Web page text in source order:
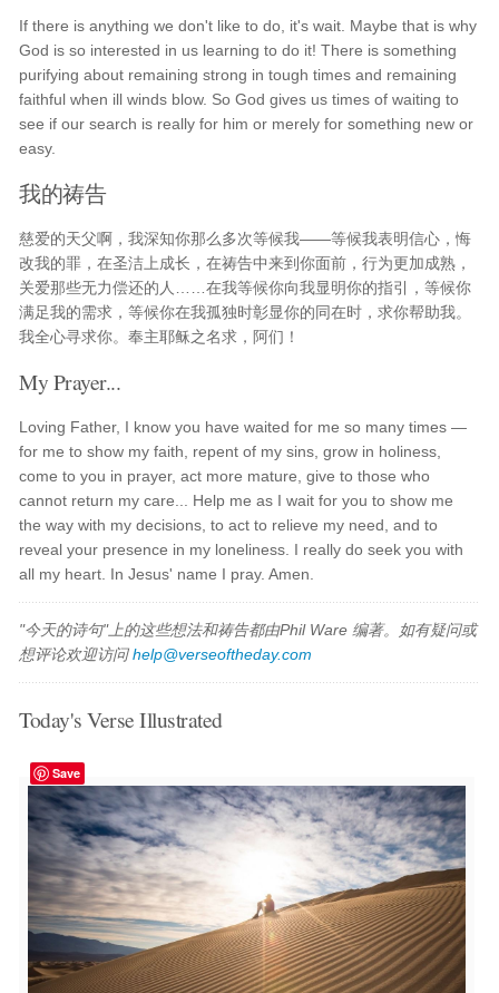
If there is anything we don't like to do, it's wait. Maybe that is why
God is so interested in us learning to do it! There is something
purifying about remaining strong in tough times and remaining
faithful when ill winds blow. So God gives us times of waiting to
see if our search is really for him or merely for something new or
easy.
我的祷告
慈爱的天父啊，我深知你那么多次等候我——等候我表明信心，悔
改我的罪，在圣洁上成长，在祷告中来到你面前，行为更加成熟，
关爱那些无力偿还的人……在我等候你向我显明你的指引，等候你
满足我的需求，等候你在我孤独时彰显你的同在时，求你帮助我。
我全心寻求你。奉主耶稣之名求，阿们！
My Prayer...
Loving Father, I know you have waited for me so many times —
for me to show my faith, repent of my sins, grow in holiness,
come to you in prayer, act more mature, give to those who
cannot return my care... Help me as I wait for you to show me
the way with my decisions, to act to relieve my need, and to
reveal your presence in my loneliness. I really do seek you with
all my heart. In Jesus' name I pray. Amen.
"今天的诗句"上的这些想法和祷告都由Phil Ware 编著。如有疑问或
想评论欢迎访问help@verseoftheday.com
Today's Verse Illustrated
Save